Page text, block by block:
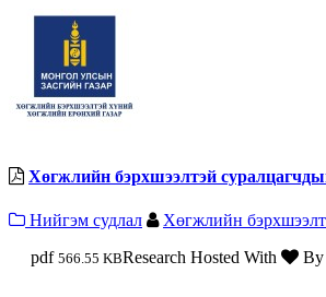
Хөгжлийн бэрхшээлтэй
Нийгэм судлал Хөгжлийн
pdf 566.55 KBResearch Hosted With By